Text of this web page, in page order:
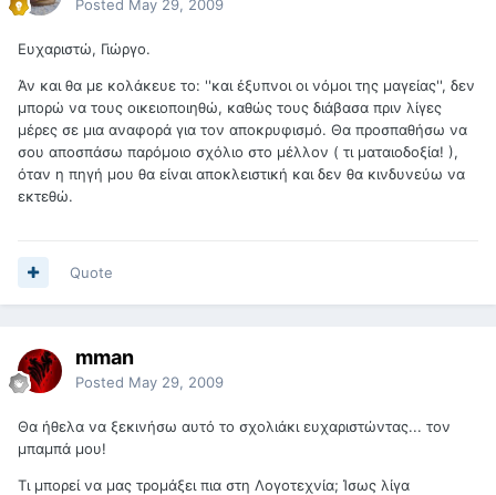
Posted May 29, 2009
Ευχαριστώ, Γιώργο.
Άν και θα με κολάκευε το: ''και έξυπνοι οι νόμοι της μαγείας'', δεν
μπορώ να τους οικειοποιηθώ, καθώς τους διάβασα πριν λίγες
μέρες σε μια αναφορά για τον αποκρυφισμό. Θα προσπαθήσω να
σου αποσπάσω παρόμοιο σχόλιο στο μέλλον ( τι ματαιοδοξία! ),
όταν η πηγή μου θα είναι αποκλειστική και δεν θα κινδυνεύω να
εκτεθώ.
Quote
mman
Posted May 29, 2009
Θα ήθελα να ξεκινήσω αυτό το σχολιάκι ευχαριστώντας... τον
μπαμπά μου!
Τι μπορεί να μας τρομάξει πια στη Λογοτεχνία; Ίσως λίγα